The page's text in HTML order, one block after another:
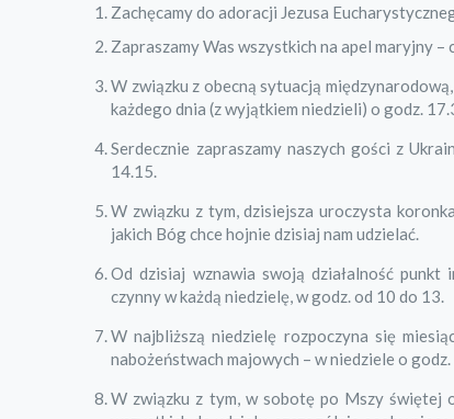
Zachęcamy do adoracji Jezusa
Zapraszamy Was wszystkich na apel maryjny –
W związku z obecną sytuacją
każdego dnia (z wyjątkiem niedzieli) o godz.
Serdecznie zapraszamy naszych gości z
14.15.
W związku z tym, dzisiejsza uroczysta
jakich Bóg chce hojnie dzisiaj nam udzielać.
Od dzisiaj wznawia swoją działalność
czynny w każdą niedzielę, w godz. od 10 do 13.
W najbliższą niedzielę rozpoczyna się
nabożeństwach majowych – w niedziele o
W związku z tym, w sobotę po Mszy świętej